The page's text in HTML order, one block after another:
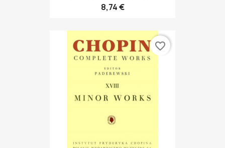
8,74 €
favorite_border